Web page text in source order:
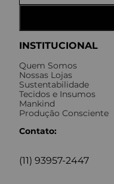
INSTITUCIONAL
Quem Somos
Nossas Lojas
Sustentabilidade
Tecidos e Insumos
Mankind
Produção Consciente
Contato:
(11) 93957-2447